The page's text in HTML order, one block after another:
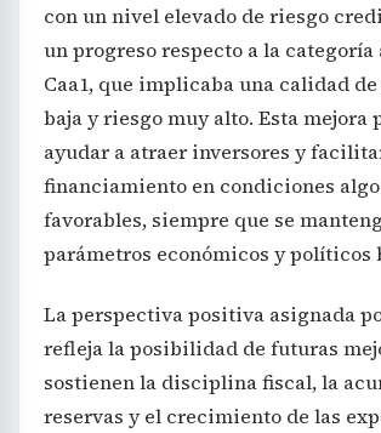
con un nivel elevado de riesgo
un progreso respecto a la
Caa1, que implicaba una calidad
baja y riesgo muy alto. Esta mejora
ayudar a atraer inversores y
financiamiento en condiciones
favorables, siempre que se
parámetros económicos y políticos
La perspectiva positiva asignada
refleja la posibilidad de futuras
sostienen la disciplina fiscal, la
reservas y el crecimiento de las